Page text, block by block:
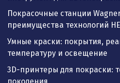
Покрасочные станции
преимущества технологий
Умные краски: покрытия,
температуру и освещение
3D-принтеры для покраски: